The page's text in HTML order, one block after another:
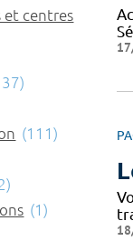
et centres
(111)
(1)